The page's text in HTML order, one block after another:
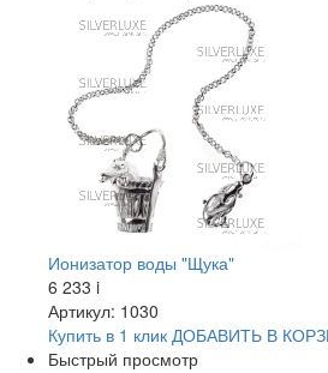
Ионизатор воды "Щука"
6 233 i
Артикул: 1030
Купить в 1 клик ДОБАВИТЬ В
Быстрый просмотр